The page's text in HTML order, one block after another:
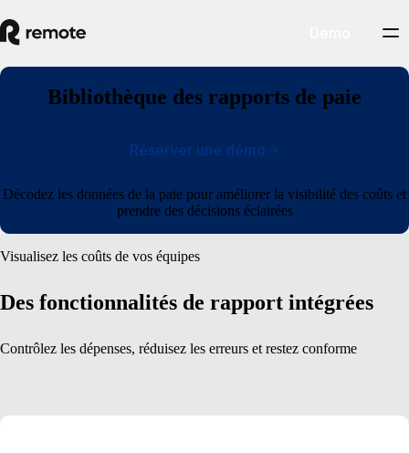
Bibliothèque des rapports de paie
Décodez les données de la paie pour améliorer la visibilité des coûts et
prendre des décisions éclairées
Réserver une démo
Visualisez les coûts de vos équipes
Des fonctionnalités de rapport intégrées
Contrôlez les dépenses, réduisez les erreurs et restez conforme